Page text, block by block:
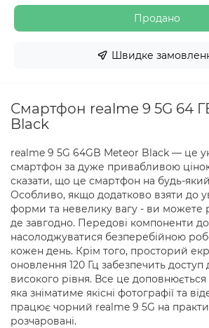
Продано
Швидке
Смартфон realme 9 5G 64
Black
realme 9 5G 64GB Meteor Black — це
смартфон за дуже привабливою
сказати, що це смартфон на будь-
Особливо, якщо додатково взяти до
форми та невелику вагу - ви можете
де завгодно. Передові компоненти
насолоджуватися безперебійною
кожен день. Крім того, просторий
оновлення 120 Гц забезпечить доступ
високого рівня. Все це
яка зніматиме якісні фотографії та
працює чорний realme 9 5G на
розчаровані.